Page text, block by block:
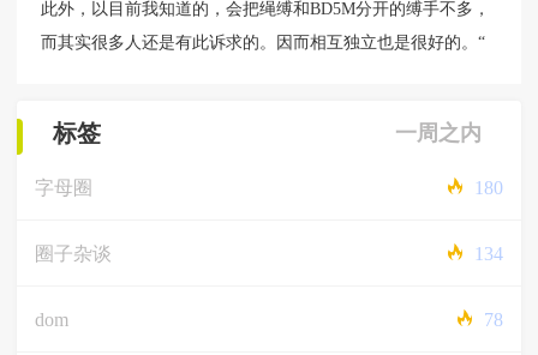
此外，以目前我知道的，会把绳缚和BD5M分开的缚手不多，
而其实很多人还是有此诉求的。因而相互独立也是很好的。“
标签 一周之内
字母圈 180
圈子杂谈 134
dom 78